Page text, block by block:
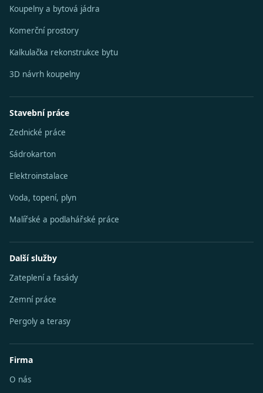
Koupelny a bytová jádra
Komerční prostory
Kalkulačka rekonstrukce bytu
3D návrh koupelny
Stavební práce
Zednické práce
Sádrokarton
Elektroinstalace
Voda, topení, plyn
Malířské a podlahářské práce
Další služby
Zateplení a fasády
Zemní práce
Pergoly a terasy
Firma
O nás